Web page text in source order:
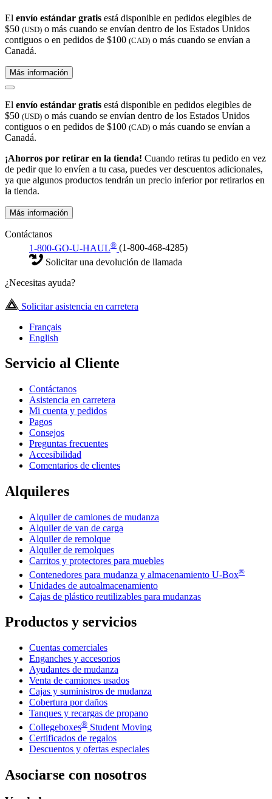
El envío estándar gratis está disponible en pedidos elegibles de
$50 (USD) o más cuando se envían dentro de los Estados Unidos
contiguos o en pedidos de $100 (CAD) o más cuando se envían a
Canadá.
Más información
El envío estándar gratis está disponible en pedidos elegibles de
$50 (USD) o más cuando se envían dentro de los Estados Unidos
contiguos o en pedidos de $100 (CAD) o más cuando se envían a
Canadá.
¡Ahorros por retirar en la tienda! Cuando retiras tu pedido en vez
de pedir que lo envíen a tu casa, puedes ver descuentos adicionales,
ya que algunos productos tendrán un precio inferior por retirarlos en
la tienda.
Más información
Contáctanos
1-800-GO-U-HAUL® (1-800-468-4285)
Solicitar una devolución de llamada
¿Necesitas ayuda?
Solicitar asistencia en carretera
Français
English
Servicio al Cliente
Contáctanos
Asistencia en carretera
Mi cuenta y pedidos
Pagos
Consejos
Preguntas frecuentes
Accesibilidad
Comentarios de clientes
Alquileres
Alquiler de camiones de mudanza
Alquiler de van de carga
Alquiler de remolque
Alquiler de remolques
Carritos y protectores para muebles
Contenedores para mudanza y almacenamiento U-Box®
Unidades de autoalmacenamiento
Cajas de plástico reutilizables para mudanzas
Productos y servicios
Cuentas comerciales
Enganches y accesorios
Ayudantes de mudanza
Venta de camiones usados
Cajas y suministros de mudanza
Cobertura por daños
Tanques y recargas de propano
Collegeboxes® Student Moving
Certificados de regalos
Descuentos y ofertas especiales
Asociarse con nosotros